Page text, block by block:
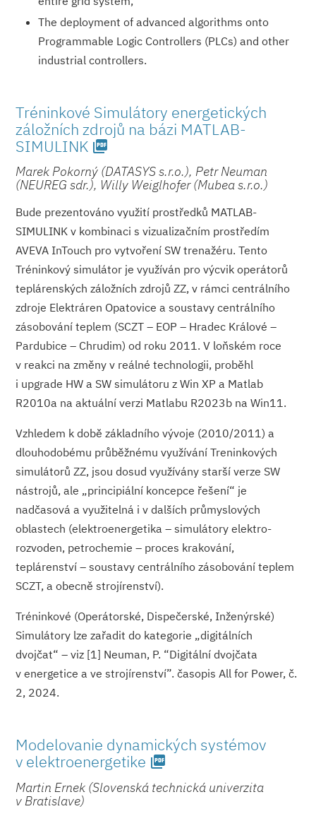
The deployment of advanced algorithms onto
Programmable Logic Controllers (PLCs) and other
industrial controllers.
Tréninkové Simulátory energetických
záložních zdrojů na bázi MATLAB-
SIMULINK picture_as_pdf
Marek Pokorný (DATASYS s.r.o.), Petr Neuman
(NEUREG sdr.), Willy Weiglhofer (Mubea s.r.o.)
Bude prezentováno využití prostředků MATLAB-
SIMULINK v kombinaci s vizualizačním prostředím
AVEVA InTouch pro vytvoření SW trenažéru. Tento
Tréninkový simulátor je využíván pro výcvik operátorů
teplárenských záložních zdrojů ZZ, v rámci centrálního
zdroje Elektráren Opatovice a soustavy centrálního
zásobování teplem (SCZT – EOP – Hradec Králové –
Pardubice – Chrudim) od roku 2011. V loňském roce
v reakci na změny v reálné technologii, proběhl
i upgrade HW a SW simulátoru z Win XP a Matlab
R2010a na aktuální verzi Matlabu R2023b na Win11.
Vzhledem k době základního vývoje (2010/2011) a
dlouhodobému průběžnému využívání Treninkových
simulátorů ZZ, jsou dosud využívány starší verze SW
nástrojů, ale „principiální koncepce řešení“ je
nadčasová a využitelná i v dalších průmyslových
oblastech (elektroenergetika – simulátory elektro-
rozvoden, petrochemie – proces krakování,
teplárenství – soustavy centrálního zásobování teplem
SCZT, a obecně strojírenství).
Tréninkové (Operátorské, Dispečerské, Inženýrské)
Simulátory lze zařadit do kategorie „digitálních
dvojčat“ – viz [1] Neuman, P. “Digitální dvojčata
v energetice a ve strojírenství”. časopis All for Power, č.
2, 2024.
Modelovanie dynamických systémov
v elektroener­getike picture_as_pdf
Martin Ernek (Slovenská technická univerzita
v Bratislave)